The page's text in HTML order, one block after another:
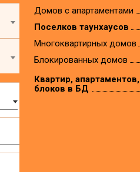
Домов с апартаментами
Поселков таунхаусов
Многоквартирных домов
Блокированных домов
Квартир, апартаментов,
блоков в БД